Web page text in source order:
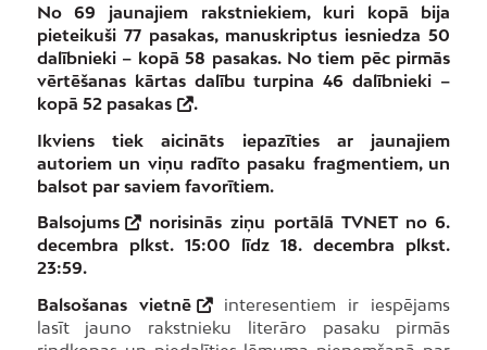
No 69 jaunajiem rakstniekiem, kuri kopā bija
pieteikuši 77 pasakas, manuskriptus iesniedza 50
dalībnieki – kopā 58 pasakas. No tiem pēc pirmās
vērtēšanas kārtas dalību turpina 46 dalībnieki –
kopā 52 pasakas
.
Ikviens tiek aicināts iepazīties ar jaunajiem
autoriem un viņu radīto pasaku fragmentiem, un
balsot par saviem favorītiem.
Balsojums
norisinās ziņu portālā TVNET no 6.
decembra plkst. 15:00 līdz 18. decembra plkst.
23:59.
Balsošanas vietnē
interesentiem ir iespējams
lasīt jauno rakstnieku literāro pasaku pirmās